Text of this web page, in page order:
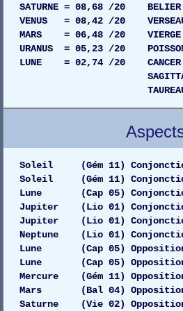
SATURNE = 08,68 /20
VENUS = 08,42 /20
MARS = 06,48 /20
URANUS = 05,23 /20
LUNE = 02,74 /20
SAGITTAIRE =
TAUREAU =
Soleil (Gém 11)
Soleil (Gém 11)
Lune (Cap 05)
Jupiter (Lio 01)
Jupiter (Lio 01)
Neptune (Lio 01)
Lune (Cap 05)
Lune (Cap 05)
Mercure (Gém 11)
Mars (Bal 04)
Saturne (Vie 02)